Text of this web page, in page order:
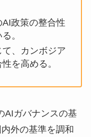
政策の整合性
。
、カンボジア
を高める。
AIガバナンスの基
外の基準を調和